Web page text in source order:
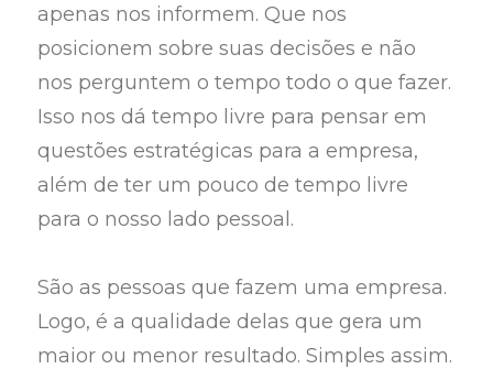
apenas nos informem. Que nos
posicionem sobre suas decisões e não
nos perguntem o tempo todo o que fazer.
Isso nos dá tempo livre para pensar em
questões estratégicas para a empresa,
além de ter um pouco de tempo livre
para o nosso lado pessoal.
São as pessoas que fazem uma empresa.
Logo, é a qualidade delas que gera um
maior ou menor resultado. Simples assim.